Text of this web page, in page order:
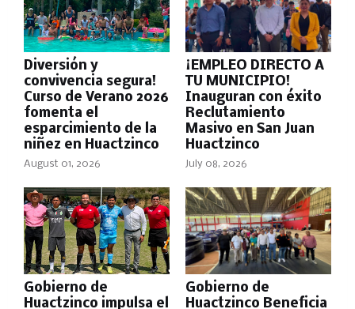
Diversión y
convivencia segura!
Curso de Verano 2026
fomenta el
esparcimiento de la
niñez en Huactzinco
August 01, 2026
¡EMPLEO DIRECTO A
TU MUNICIPIO!
Inauguran con éxito
Reclutamiento
Masivo en San Juan
Huactzinco
July 08, 2026
Gobierno de
Huactzinco impulsa el
Gobierno de
Huactzinco Beneficia